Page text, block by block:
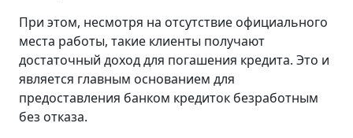
При этом, несмотря на отсутствие официального
места работы, такие клиенты получают
достаточный доход для погашения кредита. Это и
является главным основанием для
предоставления банком кредиток безработным
без отказа.